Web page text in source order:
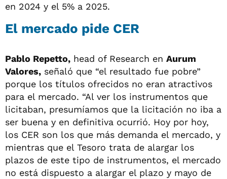
en 2024 y el 5% a 2025.
El mercado pide CER
Pablo Repetto, head of Research en Aurum
Valores, señaló que “el resultado fue pobre”
porque los títulos ofrecidos no eran atractivos
para el mercado. “Al ver los instrumentos que
licitaban, presumíamos que la licitación no iba a
ser buena y en definitiva ocurrió. Hoy por hoy,
los CER son los que más demanda el mercado, y
mientras que el Tesoro trata de alargar los
plazos de este tipo de instrumentos, el mercado
no está dispuesto a alargar el plazo y mayo de